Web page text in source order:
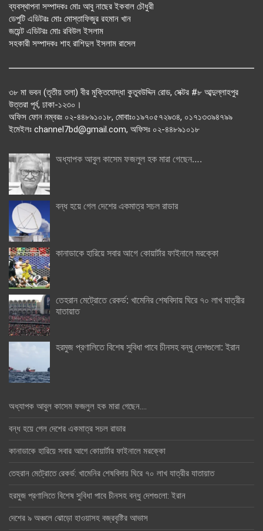
ব্যবস্থাপনা সম্পাদকঃ মোঃ আবু নাছের ইকবাল চৌধুরী
ডেপুটি এডিটরঃ মোঃ মোস্তাফিজুর রহমান খান
জয়েন্ট এডিটরঃ মোঃ রবিউল ইসলাম
সহকারী সম্পাদকঃ শাহ রাশিদুল ইসলাম রাসেল
৩৮ মা ভবন (তৃতীয় তলা) বীর মুক্তিযোদ্ধা কুতুবউদ্দিন রোড, সেক্টর #৮ আব্দুল্লাহপুর
উত্তরা পূর্ব, ঢাকা-১২৩০।
অফিস ফোন নম্বরঃ ০২-৪৪৮৯১০১৮, মোবাঃ০১৯৭০৫৭২৯৩৪, ০১৭১৩৩৯৪৭৯৯
ইমেইলঃ channel7bd@gmail.com, অফিসঃ ০২-৪৪৮৯১০১৮
অধ্যাপক আবুল কাসেম ফজলুল হক মারা গেছেন….
বন্ধ হয়ে গেল দেশের একমাত্র সচল রাডার
কানাডাকে হারিয়ে সবার আগে কোয়ার্টার ফাইনালে মরক্কো
তেহরান মেট্রোতে রেকর্ড: খামেনির শেষবিদায় ঘিরে ৭০ লাখ যাত্রীর
যাতায়াত
হরমুজ প্রণালিতে বিশেষ সুবিধা পাবে চীনসহ বন্ধু দেশগুলো: ইরান
অধ্যাপক আবুল কাসেম ফজলুল হক মারা গেছেন….
বন্ধ হয়ে গেল দেশের একমাত্র সচল রাডার
কানাডাকে হারিয়ে সবার আগে কোয়ার্টার ফাইনালে মরক্কো
তেহরান মেট্রোতে রেকর্ড: খামেনির শেষবিদায় ঘিরে ৭০ লাখ যাত্রীর যাতায়াত
হরমুজ প্রণালিতে বিশেষ সুবিধা পাবে চীনসহ বন্ধু দেশগুলো: ইরান
দেশের ৯ অঞ্চলে ঝোড়ো হাওয়াসহ বজ্রবৃষ্টির আভাস